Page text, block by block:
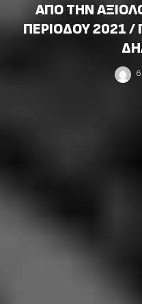
ΑΠΟ ΤΗΝ
ΠΕΡΙΟΔΟΥ 2021